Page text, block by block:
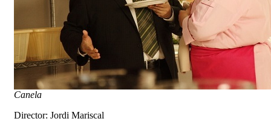
Canela
Director: Jordi Mariscal